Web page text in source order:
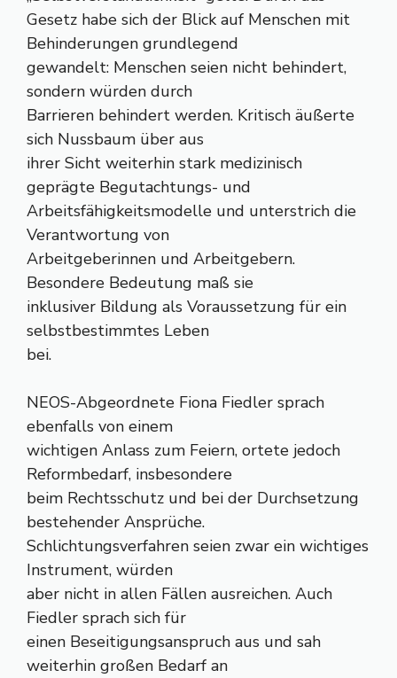
Gesetz habe sich der Blick auf Menschen mit
Behinderungen grundlegend
gewandelt: Menschen seien nicht behindert,
sondern würden durch
Barrieren behindert werden. Kritisch äußerte
sich Nussbaum über aus
ihrer Sicht weiterhin stark medizinisch
geprägte Begutachtungs- und
Arbeitsfähigkeitsmodelle und unterstrich die
Verantwortung von
Arbeitgeberinnen und Arbeitgebern.
Besondere Bedeutung maß sie
inklusiver Bildung als Voraussetzung für ein
selbstbestimmtes Leben
bei.
NEOS-Abgeordnete Fiona Fiedler sprach
ebenfalls von einem
wichtigen Anlass zum Feiern, ortete jedoch
Reformbedarf, insbesondere
beim Rechtsschutz und bei der Durchsetzung
bestehender Ansprüche.
Schlichtungsverfahren seien zwar ein wichtiges
Instrument, würden
aber nicht in allen Fällen ausreichen. Auch
Fiedler sprach sich für
einen Beseitigungsanspruch aus und sah
weiterhin großen Bedarf an